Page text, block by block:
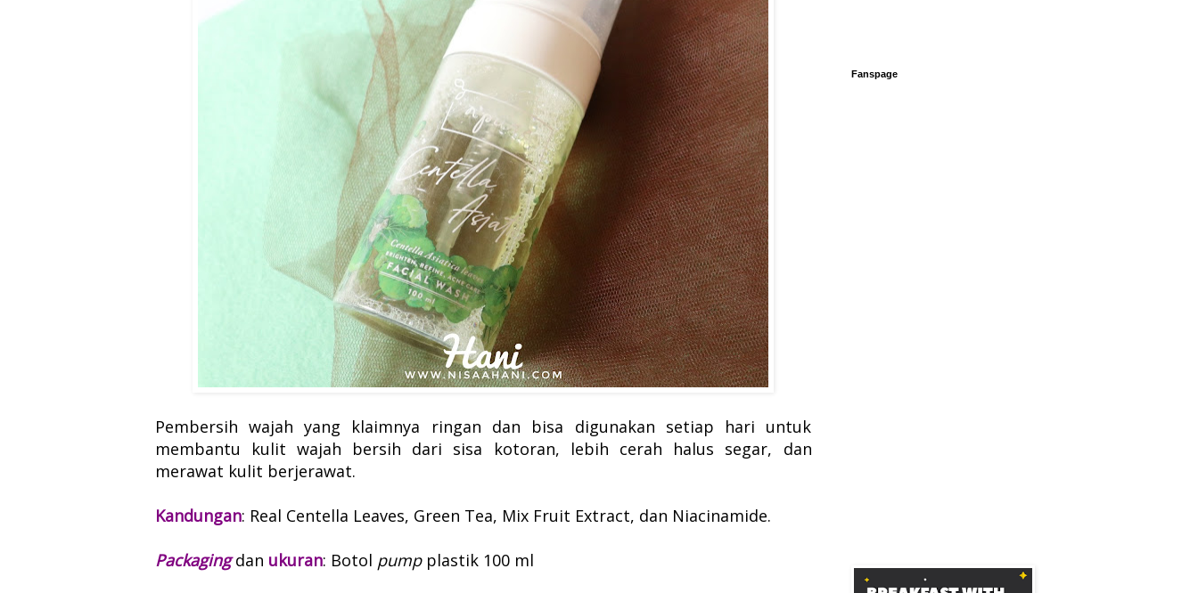
Pembersih wajah yang klaimnya ringan dan bisa digunakan setiap hari untuk
membantu kulit wajah bersih dari sisa kotoran, lebih cerah halus segar, dan
merawat kulit berjerawat.
Kandungan: Real Centella Leaves, Green Tea, Mix Fruit Extract, dan Niacinamide.
Packagingdan ukuran: Botol pump plastik 100 ml
Fanspage